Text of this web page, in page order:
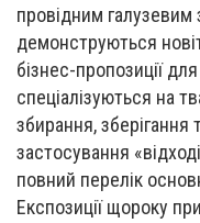
провідним галузевим
демонструються
бізнес-пропозиції
спеціалізуються на
збирання,
застосування
повний перелік
Експозиції щороку